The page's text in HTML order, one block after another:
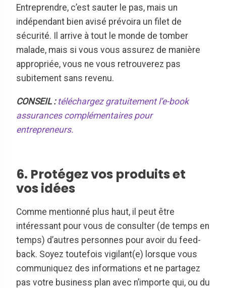
Entreprendre, c’est sauter le pas, mais un
indépendant bien avisé prévoira un filet de
sécurité. Il arrive à tout le monde de tomber
malade, mais si vous vous assurez de manière
appropriée, vous ne vous retrouverez pas
subitement sans revenu.
CONSEIL : téléchargez gratuitement l’e-book
assurances complémentaires pour
entrepreneurs.
6. Protégez vos produits et
vos idées
Comme mentionné plus haut, il peut être
intéressant pour vous de consulter (de temps en
temps) d’autres personnes pour avoir du feed-
back. Soyez toutefois vigilant(e) lorsque vous
communiquez des informations et ne partagez
pas votre business plan avec n’importe qui, ou du